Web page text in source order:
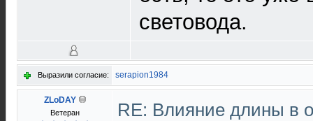
световода.
Выразили согласие: serapion1984
ZLoDAY
Ветеран
RE: Влияние длины в